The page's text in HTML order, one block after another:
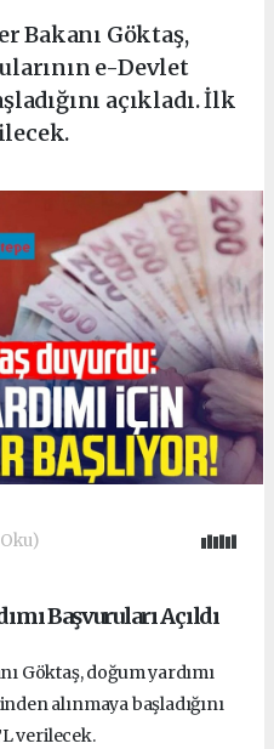
Bakanı Göktaş,
e-Devlet
açıkladı. İlk
Başvuruları Açıldı
Göktaş, doğum yardımı
alınmaya başladığını
verilecek.